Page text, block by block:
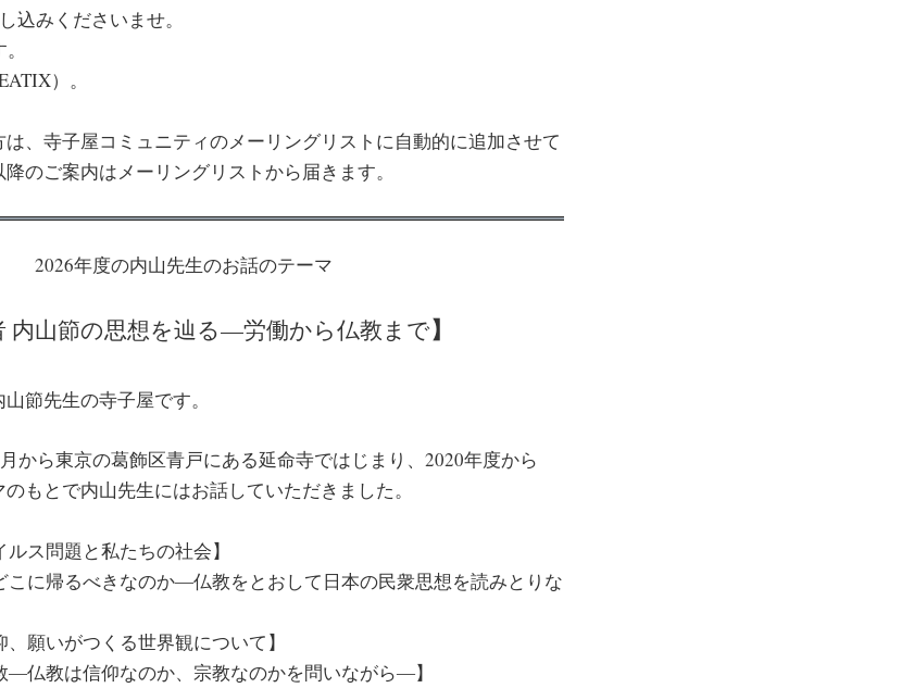
込みくださいませ。
）。
、寺子屋コミュニティのメーリングリストに自動的に追加させて
のご案内はメーリングリストから届きます。
2026年度の内山先生のお話のテーマ
内山節の思想を辿る—労働から仏教まで】
節先生の寺子屋です。
から東京の葛飾区青戸にある延命寺ではじまり、2020年度から
もとで内山先生にはお話していただきました。
ス問題と私たちの社会】
こに帰るべきなのか―仏教をとおして日本の民衆思想を読みとりな
願いがつくる世界観について】
―仏教は信仰なのか、宗教なのかを問いながら―】